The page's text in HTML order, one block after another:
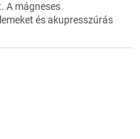
A mágneses
és akupresszúrás